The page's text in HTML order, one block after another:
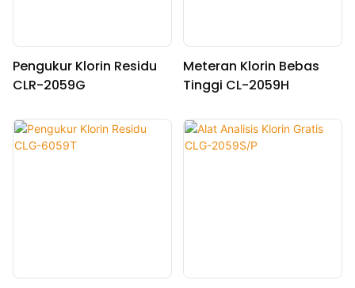
Pengukur Klorin Residu
CLR-2059G
Meteran Klorin Bebas
Tinggi CL-2059H